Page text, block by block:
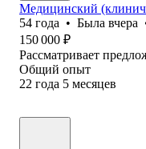
Медицинский
54 года • Была вчера
150 000 ₽
Рассматривает
Общий опыт
22 года 5 месяцев